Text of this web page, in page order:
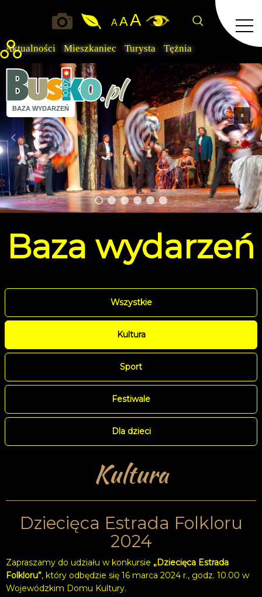
Aktualności Mieszkaniec Turysta Tężnia
A AA
BAZA WYDARZEŃ
Baza wydarzeń
Wszystkie
Kultura
Sport
Festiwale
Dla dzieci
Kultura
Dziecięca Estrada Folkloru
2024
Zapraszamy do udziału w konkursie „Dziecięca Estrada
Folkloru”, który odbędzie się 16 marca 2024 r., godz. 10.00 w
Wojewódzkim Domu Kultury.